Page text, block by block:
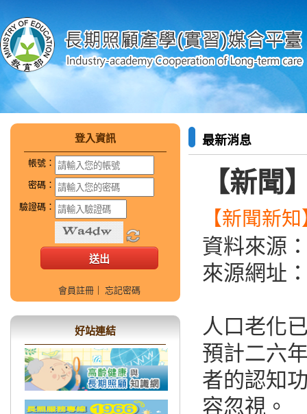
登入資訊
帳號：
密碼：
驗證碼：
會員註冊 忘記密碼
好站連結
最新消息
【新聞
【新聞新
資料來源
來源網址
人口老化
預計二六
者的認知
容忽視。